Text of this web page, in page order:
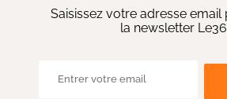
Saisissez votre adresse
la newsletter